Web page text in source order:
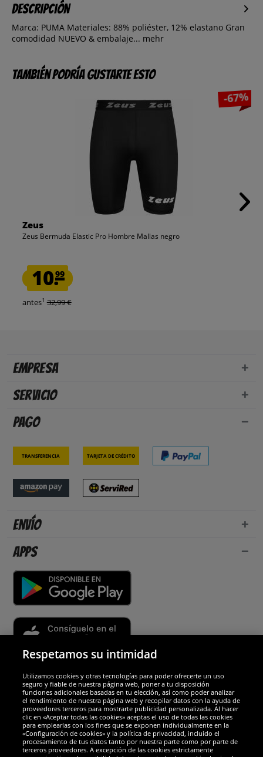
Descripción
Marca: PUMA Materiales: 88% poliéster, 12% elastano Gran
comodidad NUEVO & embalaje... mehr
También podría gustarte esto
-67%
Zeus
Zeus Bermuda Elastic Pro Hombre Mallas negro
10.99
antes1 32,99 €
Empresa
Servicio
Pago
Transferencia Tarjeta de crédito
Envío
Apps
Socios y seguridad
Galardones
Respetamos su intimidad
Utilizamos cookies y otras tecnologías para poder ofrecerte un uso
seguro y fiable de nuestra página web, poner a tu disposición
funciones adicionales basadas en tu elección, así como poder analizar
el rendimiento de nuestra página web y recopilar datos con la ayuda de
proveedores terceros para mostrarte publicidad personalizada. Al hacer
clic en «Aceptar todas las cookies» aceptas el uso de todas las cookies
para emplearlas con los fines que se exponen individualmente en la
«Configuración de cookies» y la política de privacidad, incluido el
procesamiento de tus datos tanto por nuestra parte como por parte de
terceros proveedores. A excepción de las cookies estrictamente